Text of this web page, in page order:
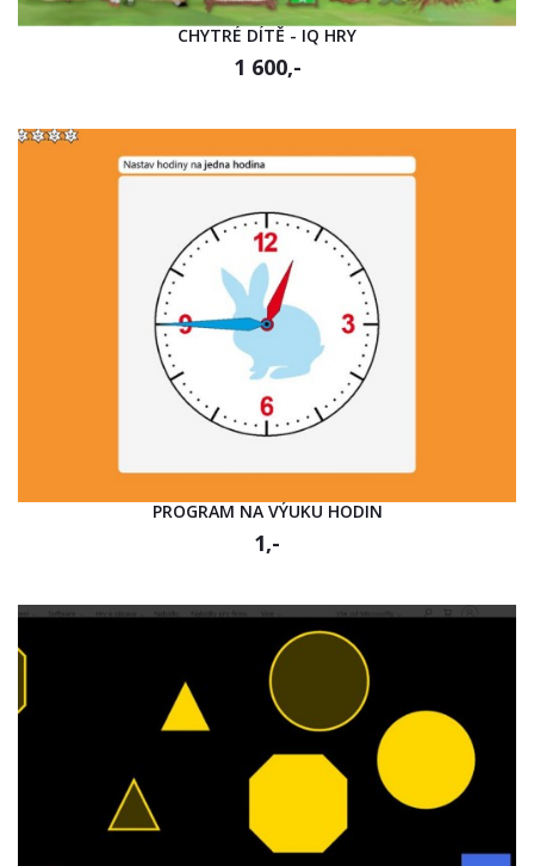
CHYTRÉ DÍTĚ - IQ HRY
1 600,-
PROGRAM NA VÝUKU HODIN
1,-